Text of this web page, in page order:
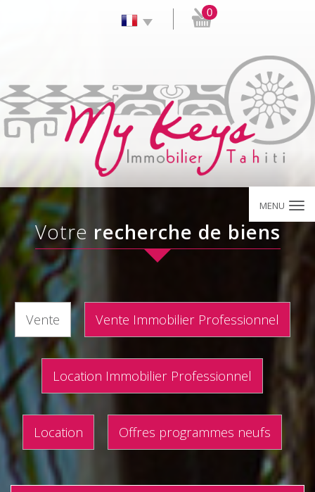
0
MENU
votre recherche de biens
Vente Vente Immobilier Professionnel
Location Immobilier Professionnel
Location Offres programmes neufs